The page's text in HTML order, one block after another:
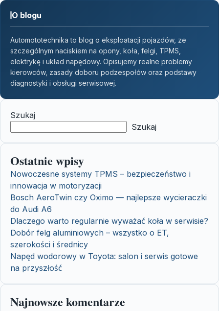
O blogu
Automototechnika to blog o eksploatacji pojazdów, ze
szczególnym naciskiem na opony, koła, felgi, TPMS,
elektrykę i układ napędowy. Opisujemy realne problemy
kierowców, zasady doboru podzespołów oraz podstawy
diagnostyki i obsługi serwisowej.
Szukaj
Szukaj
Ostatnie wpisy
Nowoczesne systemy TPMS – bezpieczeństwo i
innowacja w motoryzacji
Bosch AeroTwin czy Oximo — najlepsze wycieraczki
do Audi A6
Dlaczego warto regularnie wyważać koła w serwisie?
Dobór felg aluminiowych – wszystko o ET,
szerokości i średnicy
Napęd wodorowy w Toyota: salon i serwis gotowe
na przyszłość
Najnowsze komentarze